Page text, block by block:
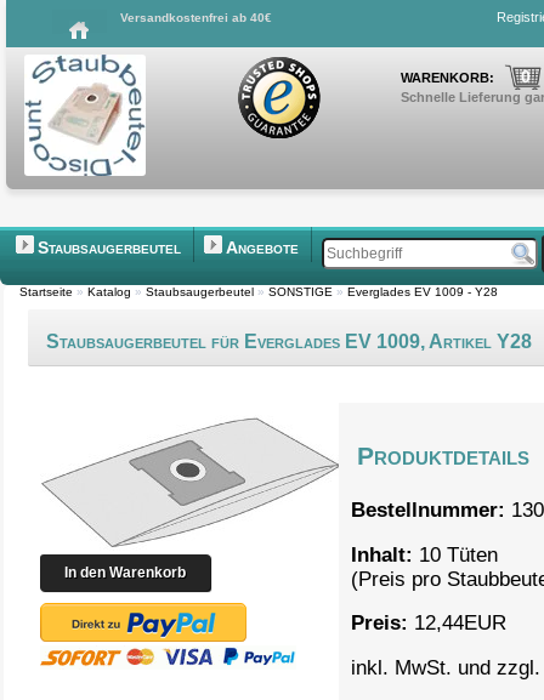
Versandkostenfrei ab 40€
WARENKORB: 0
Schnelle Lieferung
Staubsaugerbeutel Angebote
Startseite » Katalog » Staubsaugerbeutel » SONSTIGE » Everglades EV 1009 - Y28
Staubsaugerbeutel für Everglades EV 1009, Artikel Y28
Produktdetails
Bestellnummer:
Inhalt: 10 Tüten
(Preis pro
Preis: 12,44EUR
inkl. MwSt. und